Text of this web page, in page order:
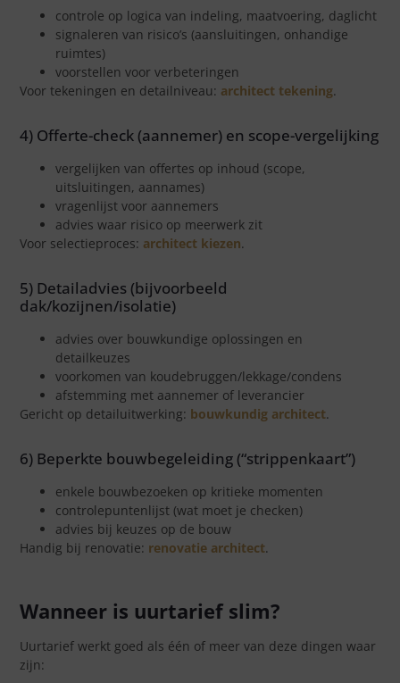
controle op logica van indeling, maatvoering, daglicht
signaleren van risico’s (aansluitingen, onhandige
ruimtes)
voorstellen voor verbeteringen
Voor tekeningen en detailniveau: architect tekening.
4) Offerte-check (aannemer) en scope-vergelijking
vergelijken van offertes op inhoud (scope,
uitsluitingen, aannames)
vragenlijst voor aannemers
advies waar risico op meerwerk zit
Voor selectieproces: architect kiezen.
5) Detailadvies (bijvoorbeeld
dak/kozijnen/isolatie)
advies over bouwkundige oplossingen en
detailkeuzes
voorkomen van koudebruggen/lekkage/condens
afstemming met aannemer of leverancier
Gericht op detailuitwerking: bouwkundig architect.
6) Beperkte bouwbegeleiding (“strippenkaart”)
enkele bouwbezoeken op kritieke momenten
controlepuntenlijst (wat moet je checken)
advies bij keuzes op de bouw
Handig bij renovatie: renovatie architect.
Wanneer is uurtarief slim?
Uurtarief werkt goed als één of meer van deze dingen waar
zijn: